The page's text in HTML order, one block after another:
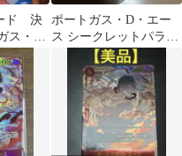
ド 決
ス・
ポートガス・D・エー
ス シークレットパラレ
ル OP16-118